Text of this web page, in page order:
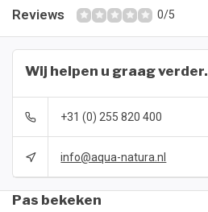
Reviews 0/5
Wij helpen u graag verder.
+31 (0) 255 820 400
info@aqua-natura.nl
Pas bekeken